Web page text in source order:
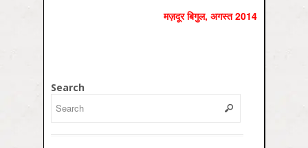
मज़दूर बिगुल, अगस्‍त2014
Search